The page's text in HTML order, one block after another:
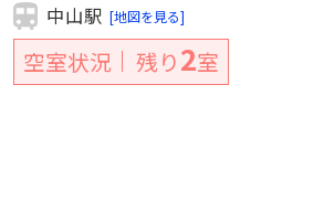
中山駅 [地図を見る]
空室状況 残り2室